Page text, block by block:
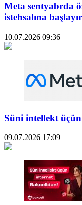
Meta sentyabrda
istehsalına başlayır
10.07.2026 09:36
Süni intellekt
09.07.2026 17:09